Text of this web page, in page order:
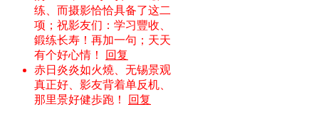
练、而摄影恰恰具备了这二
项；祝影友们：学习豐收、
鍛练长寿！再加一句；天天
有个好心情！
回复
赤日炎炎如火燒、无锡景观
真正好、影友背着单反机、
那里景好健歩跑！
回复